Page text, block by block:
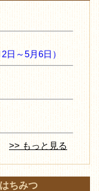
日～5月6日）
>> もっと見る
ちみつ